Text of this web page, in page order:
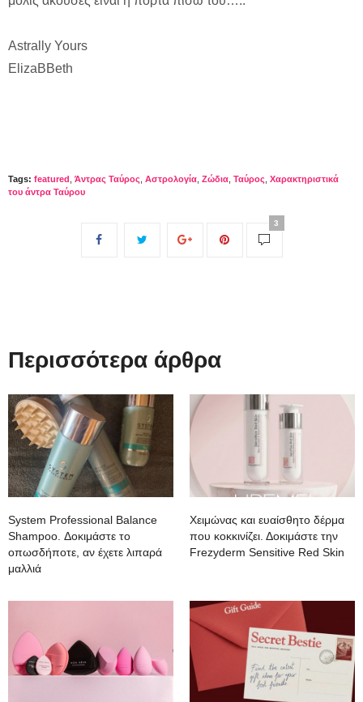
Astrally Yours
ElizaBBeth
Tags: featured Άντρας Ταύρος Αστρολογία Ζώδια Ταύρος Χαρακτηριστικά
του άντρα Ταύρου
3
Περισσότερα άρθρα
System Professional Balance
Shampoo. Δοκιμάστε το
οπωσδήποτε, αν έχετε λιπαρά
μαλλιά
Χειμώνας και ευαίσθητο δέρμα
που κοκκινίζει. Δοκιμάστε την
Frezyderm Sensitive Red Skin